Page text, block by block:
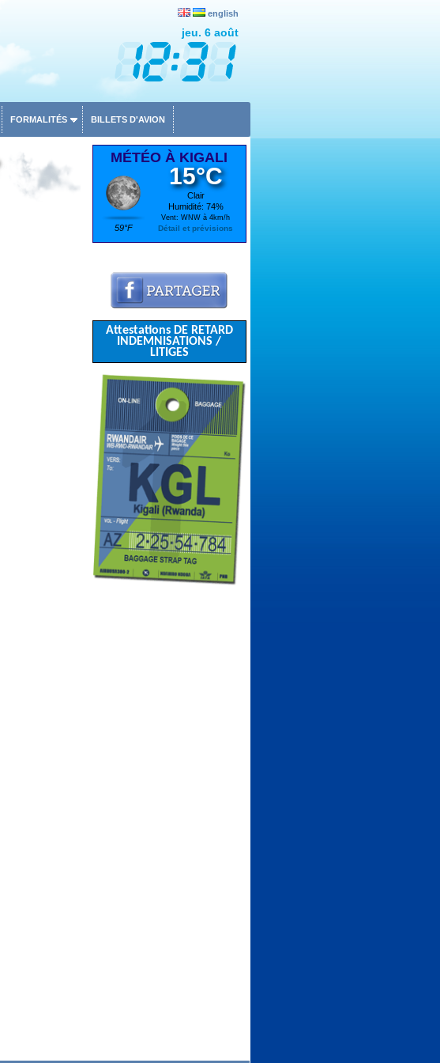
english
jeu. 6 août
FORMALITÉS BILLETS D'AVION
MÉTÉO À KIGALI
59°F
15°C
Clair
Humidité: 74%
Vent: WNW à 4km/h
Détail et prévisions
Attestations DE RETARD
INDEMNISATIONS /
LITIGES